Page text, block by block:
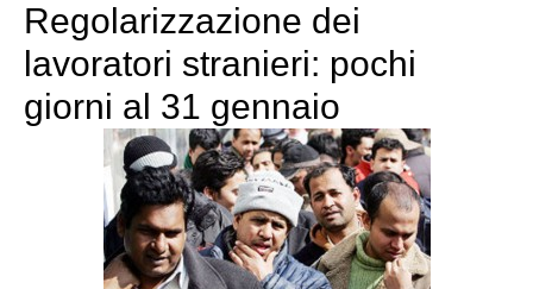
Regolarizzazione dei
lavoratori stranieri: pochi
giorni al 31 gennaio